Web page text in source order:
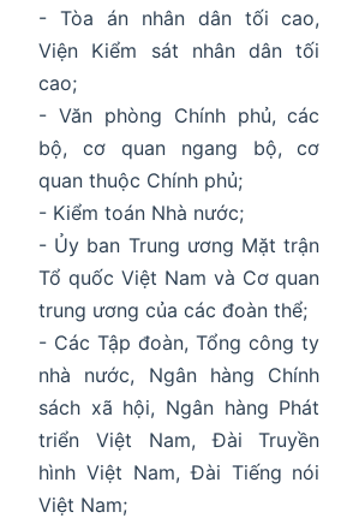
- Tòa án nhân dân tối cao,
Viện Kiểm sát nhân dân tối
cao;
- Văn phòng Chính phủ, các
bộ, cơ quan ngang bộ, cơ
quan thuộc Chính phủ;
- Kiểm toán Nhà nước;
- Ủy ban Trung ương Mặt trận
Tổ quốc Việt Nam và Cơ quan
trung ương của các đoàn thể;
- Các Tập đoàn, Tổng công ty
nhà nước, Ngân hàng Chính
sách xã hội, Ngân hàng Phát
triển Việt Nam, Đài Truyền
hình Việt Nam, Đài Tiếng nói
Việt Nam;